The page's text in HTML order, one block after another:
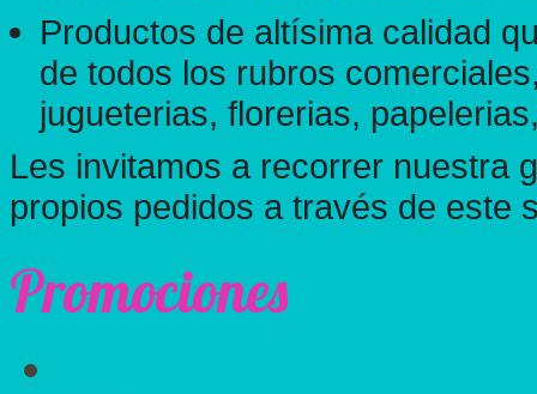
Productos de altísima calidad
de todos los rubros
jugueterias, florerias,
Les invitamos a recorrer nuestra
propios pedidos a través de este
Promociones